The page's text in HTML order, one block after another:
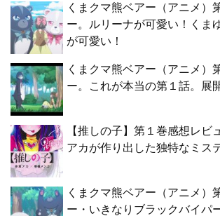
くまクマ熊ベアー（アニメ）
ー。ルリーナが可愛い！くま
が可愛い！
くまクマ熊ベアー（アニメ）
ー。これが本当の第１話。展
【推しの子】第１巻感想レビ
アカが作り出した独特なミス
くまクマ熊ベアー（アニメ）
ー・いきなりブラックバイパ